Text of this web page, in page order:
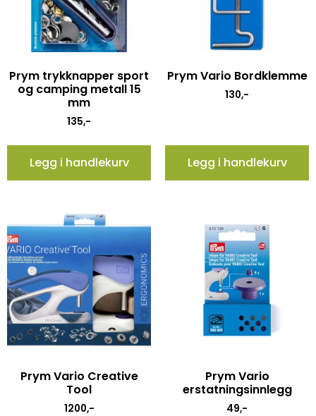
Prym trykknapper sport
og camping metall 15
mm
135,-
Legg i handlekurv
Prym Vario Bordklemme
130,-
Legg i handlekurv
Prym Vario Creative
Tool
1200,-
Prym Vario
erstatningsinnlegg
49,-